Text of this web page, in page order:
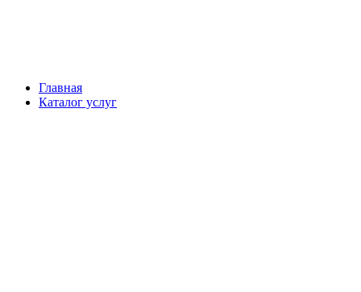
Главная
Каталог услуг